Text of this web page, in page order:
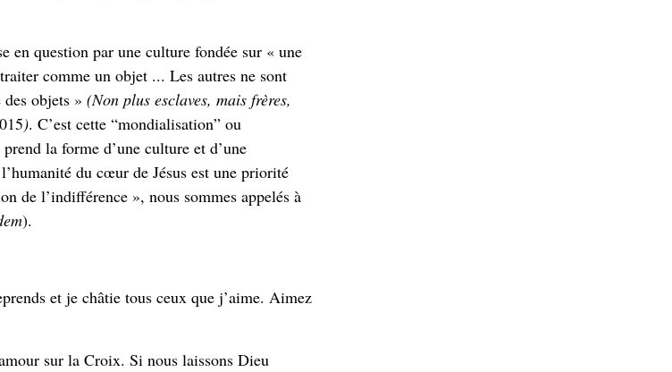
en question par une culture fondée sur « une
comme un objet ... Les autres ne sont
objets » (Non plus esclaves, mais frères,
). C’est cette “mondialisation” ou
la forme d’une culture et d’une
du cœur de Jésus est une priorité
de l’indifférence », nous sommes appelés à
).
et je châtie tous ceux que j’aime. Aimez
sur la Croix. Si nous laissons Dieu